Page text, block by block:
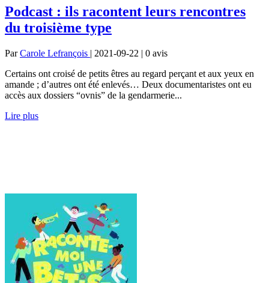
Podcast : ils racontent leurs rencontres
du troisième type
ParCarole Lefrançois | 2021-09-22 | 0 avis
Certains ont croisé de petits êtres au regard perçant et aux yeux en
amande ; d’autres ont été enlevés… Deux documentaristes ont eu
accès aux dossiers “ovnis” de la gendarmerie...
Lire plus